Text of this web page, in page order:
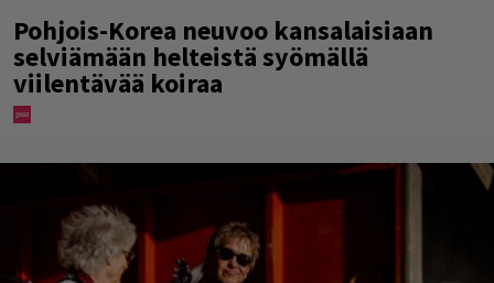
Pohjois-Korea neuvoo kansalaisiaan
selviämään helteistä syömällä
viilentävää koiraa